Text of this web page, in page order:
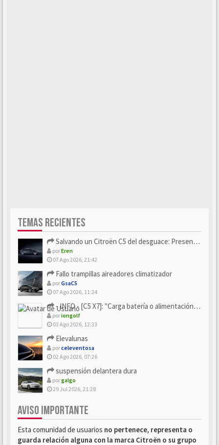
TEMAS RECIENTES
Salvando un Citroën C5 del desguace: Presentación y seguimiento
porEren
07 Ago 2026, 21:42
Fallo trampillas aireadores climatizador
porGsaC5
07 Ago 2026, 11:24
- INFO - [C5 X7]: "Carga batería o alimentación eléctri...
poriongolf
03 Ago 2026, 12:33
Elevalunas
porceleventosa
02 Ago 2026, 07:26
suspensión delantera dura
porgalgo
29 Jul 2026, 21:28
AVISO IMPORTANTE
Esta comunidad de usuarios no pertenece, representa o
guarda relación alguna con la marca Citroën o su grupo